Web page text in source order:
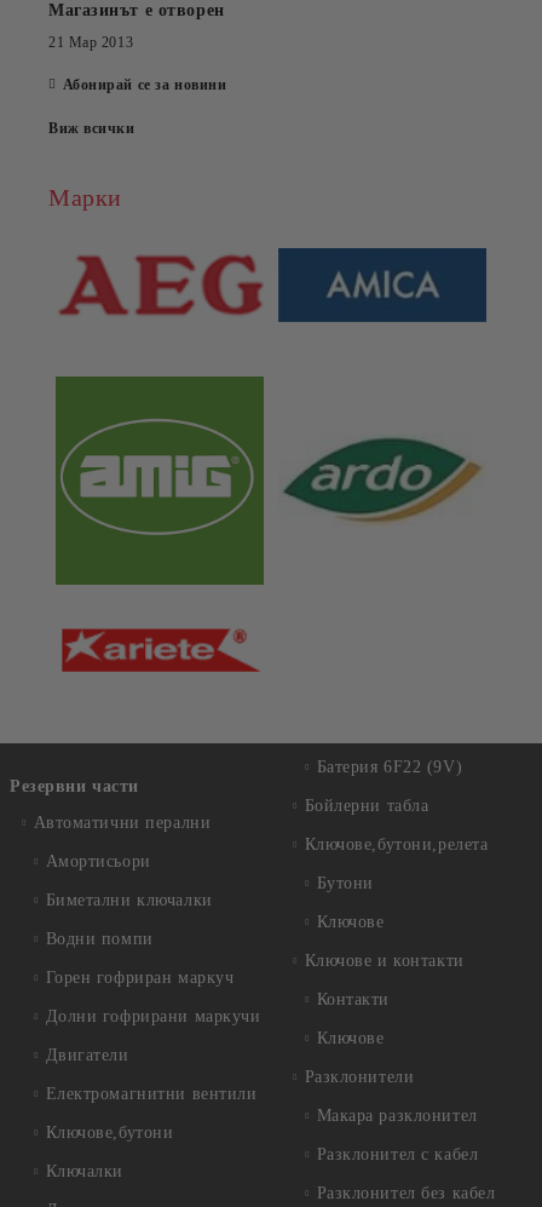
Магазинът е отворен
21 Мар 2013
Абонирай се за новини
Виж всички
Марки
Резервни части
Автоматични перални
Амортисьори
Биметални ключалки
Водни помпи
Горен гофриран маркуч
Долни гофрирани маркучи
Двигатели
Електромагнитни вентили
Ключове,бутони
Ключалки
Батерия 6F22 (9V)
Бойлерни табла
Ключове,бутони,релета
Бутони
Ключове
Ключове и контакти
Контакти
Ключове
Разклонители
Макара разклонител
Разклонител с кабел
Разклонител без кабел